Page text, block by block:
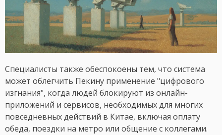
Специалисты также обеспокоены тем, что система
может облегчить Пекину применение "цифрового
изгнания", когда людей блокируют из онлайн-
приложений и сервисов, необходимых для многих
повседневных действий в Китае, включая оплату
обеда, поездки на метро или общение с коллегами.